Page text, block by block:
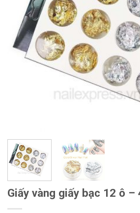
Giấy vàng giấy bạc 12 ô –